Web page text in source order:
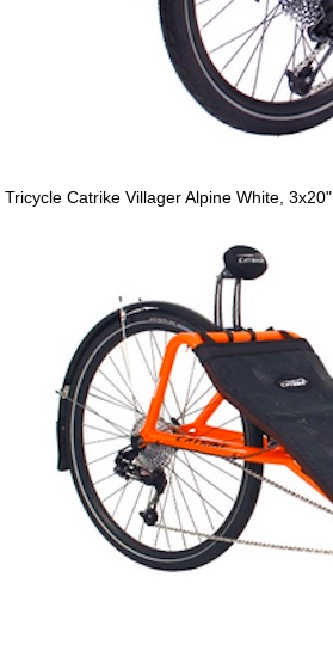
Tricycle Catrike Villager Alpine White,